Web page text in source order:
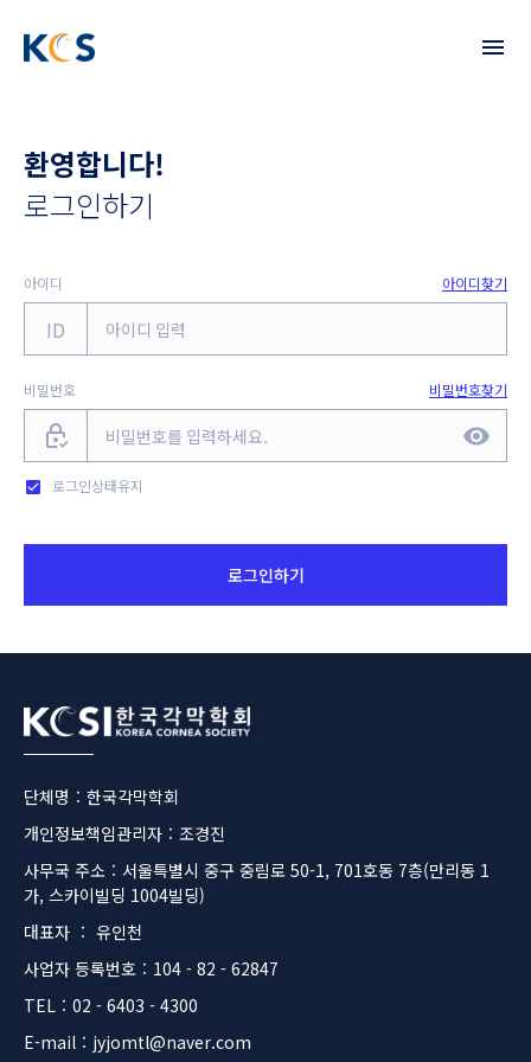
한
각
막
회
환영합니다!
로그인하기
아이디 아이디찾기
ID
비밀번호 비밀번호찾기
로그인상태유지
로그인하기
단체명 : 한국각막학회
개인정보책임관리자 : 조경진
사무국 주소 : 서울특별시 중구 중림로 50-1, 701호동 7층(만리동 1
가, 스카이빌딩 1004빌딩)
대표자 : 유인천
사업자 등록번호 : 104 - 82 - 62847
TEL : 02 - 6403 - 4300
E-mail : jyjomtl@naver.com